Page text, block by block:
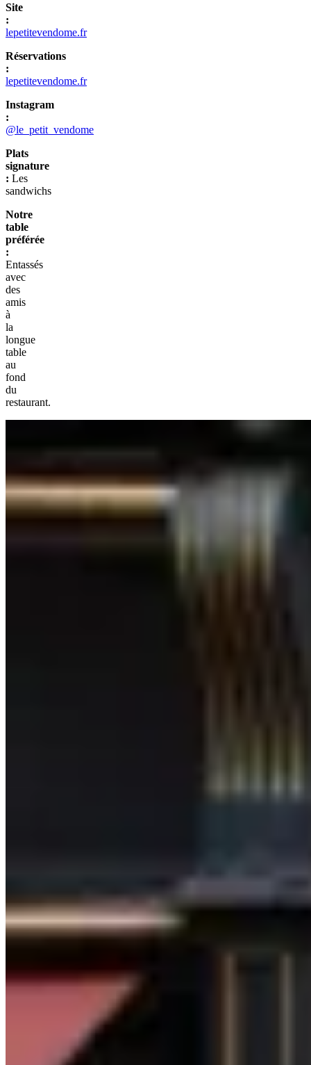
Site
:
lepetitevendome.fr
Réservations
:
lepetitevendome.fr
Instagram
:
@le_petit_vendome
Plats
signature
: Les
sandwichs
Notre
table
préférée
:
Entassés
avec
des
amis
à
la
longue
table
au
fond
du
restaurant.